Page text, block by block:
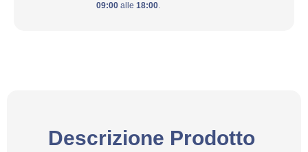
09:00 alle 18:00
Descrizione Prodotto